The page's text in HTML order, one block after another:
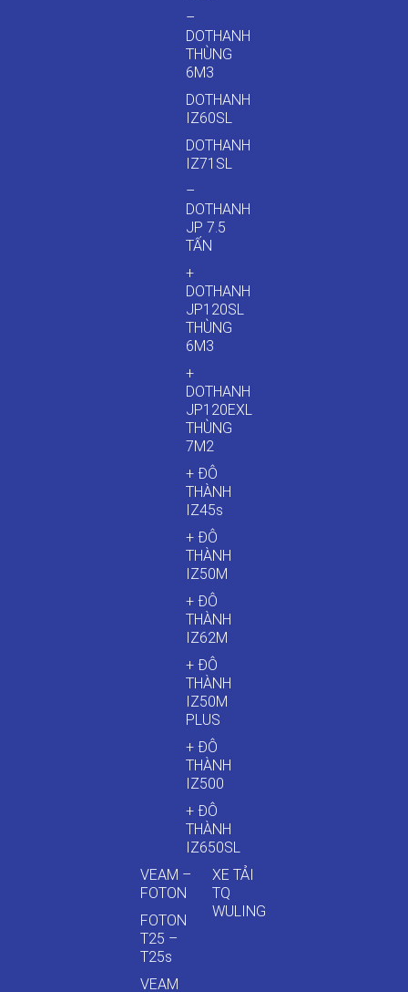
–
DOTHANH
THÙNG
6M3
DOTHANH
IZ60SL
DOTHANH
IZ71SL
–
DOTHANH
JP 7.5
TẤN
+
DOTHANH
JP120SL
THÙNG
6M3
+
DOTHANH
JP120EXL
THÙNG
7M2
+ ĐÔ
THÀNH
IZ45s
+ ĐÔ
THÀNH
IZ50M
+ ĐÔ
THÀNH
IZ62M
+ ĐÔ
THÀNH
IZ50M
PLUS
+ ĐÔ
THÀNH
IZ500
+ ĐÔ
THÀNH
IZ650SL
VEAM –
FOTON
FOTON
T25 –
T25s
VEAM
XE TẢI
TQ
WULING